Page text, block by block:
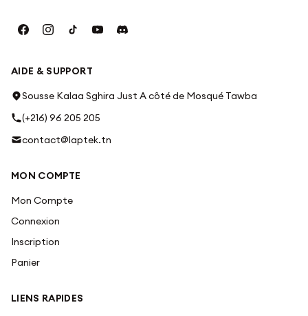
AIDE & SUPPORT
Sousse Kalaa Sghira Just A côté de Mosqué Tawba
(+216) 96 205 205
contact@laptek.tn
MON COMPTE
Mon Compte
Connexion
Inscription
Panier
LIENS RAPIDES